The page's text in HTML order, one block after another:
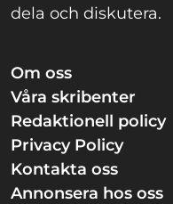
dela och diskutera.
Om oss
Våra skribenter
Redaktionell policy
Privacy Policy
Kontakta oss
Annonsera hos oss